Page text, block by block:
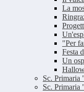
La
"Per
Festa
Un
Sc. Primaria
Sc. Primaria